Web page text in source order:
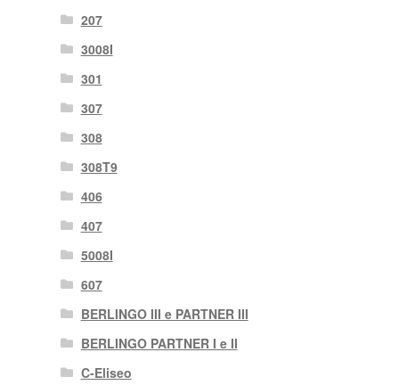
207
3008I
301
307
308
308T9
406
407
5008I
607
BERLINGO III e PARTNER III
BERLINGO PARTNER I e II
C-Eliseo